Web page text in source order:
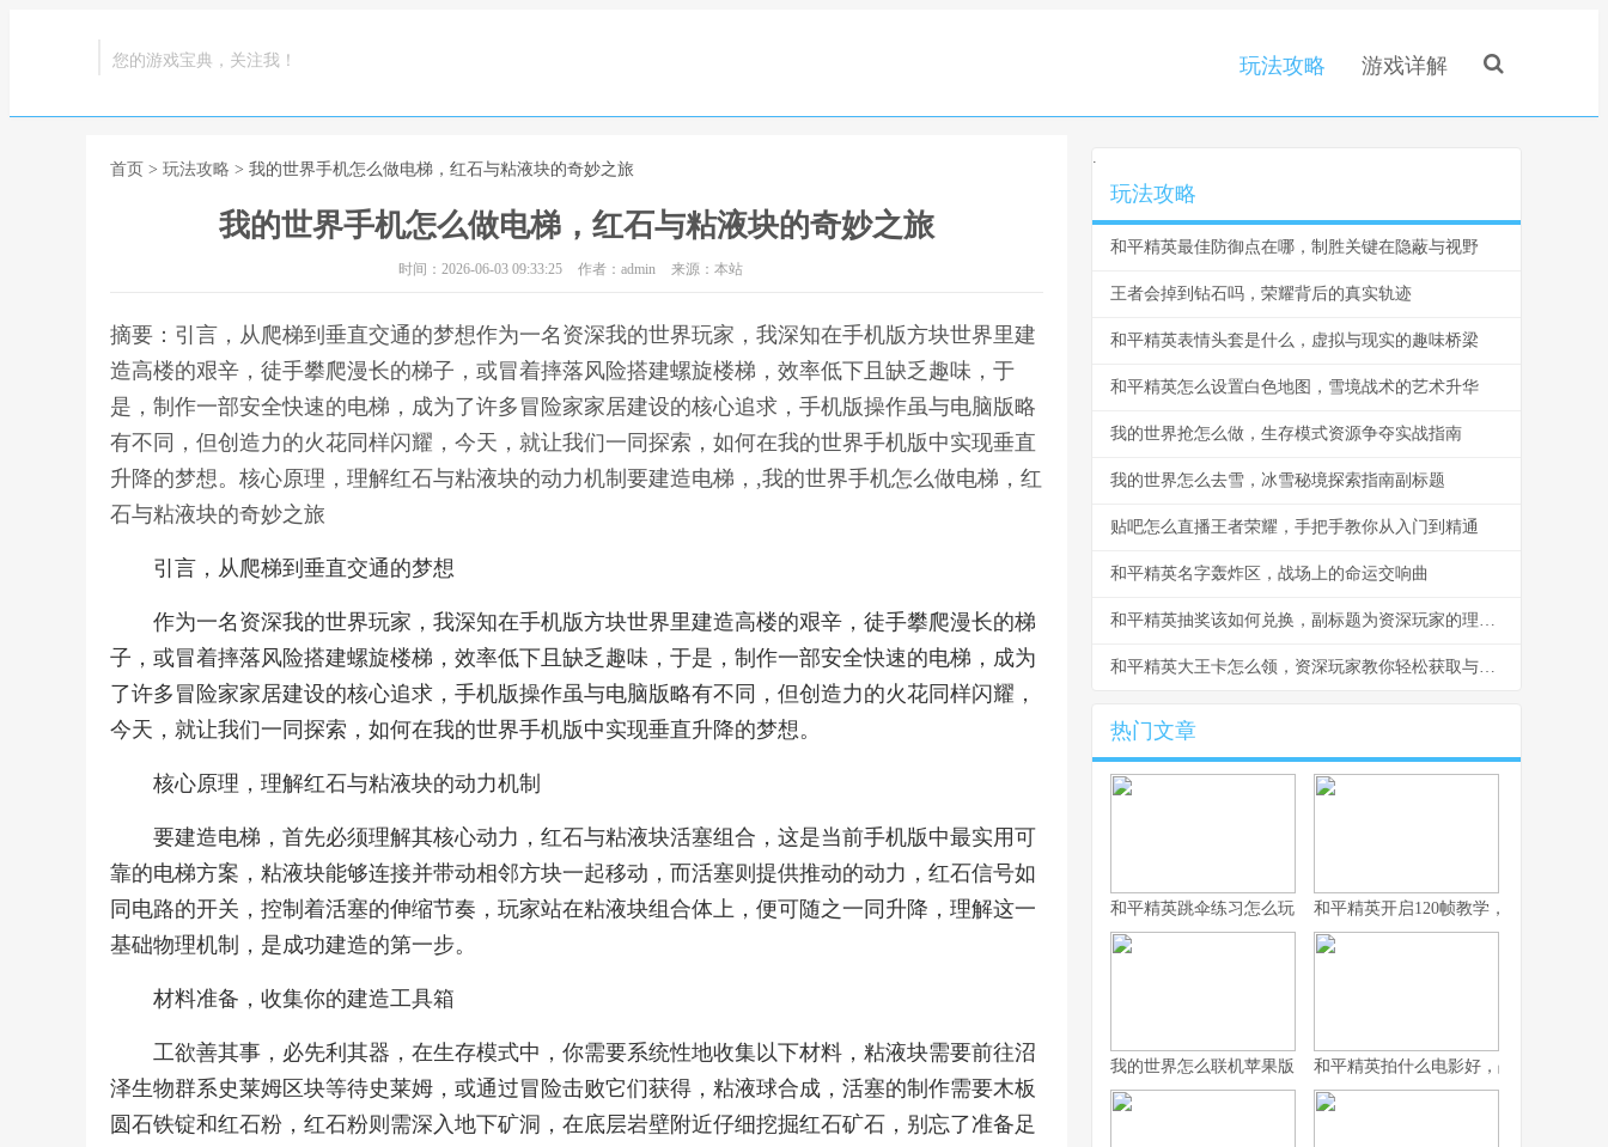
您的游戏宝典，关注我！ 玩法攻略 游戏详解
首页 > 玩法攻略 > 我的世界手机怎么做电梯，红石与粘液块的奇妙之旅
我的世界手机怎么做电梯，红石与粘液块的奇妙之旅
时间：2026-06-03 09:33:25 作者：admin 来源：本站
摘要：引言，从爬梯到垂直交通的梦想作为一名资深我的世界玩家，我深知在手机版方块世界里建
造高楼的艰辛，徒手攀爬漫长的梯子，或冒着摔落风险搭建螺旋楼梯，效率低下且缺乏趣味，于
是，制作一部安全快速的电梯，成为了许多冒险家家居建设的核心追求，手机版操作虽与电脑版略
有不同，但创造力的火花同样闪耀，今天，就让我们一同探索，如何在我的世界手机版中实现垂直
升降的梦想。核心原理，理解红石与粘液块的动力机制要建造电梯，,我的世界手机怎么做电梯，红
石与粘液块的奇妙之旅
引言，从爬梯到垂直交通的梦想
作为一名资深我的世界玩家，我深知在手机版方块世界里建造高楼的艰辛，徒手攀爬漫长的梯
子，或冒着摔落风险搭建螺旋楼梯，效率低下且缺乏趣味，于是，制作一部安全快速的电梯，成为
了许多冒险家家居建设的核心追求，手机版操作虽与电脑版略有不同，但创造力的火花同样闪耀，
今天，就让我们一同探索，如何在我的世界手机版中实现垂直升降的梦想。
核心原理，理解红石与粘液块的动力机制
要建造电梯，首先必须理解其核心动力，红石与粘液块活塞组合，这是当前手机版中最实用可
靠的电梯方案，粘液块能够连接并带动相邻方块一起移动，而活塞则提供推动的动力，红石信号如
同电路的开关，控制着活塞的伸缩节奏，玩家站在粘液块组合体上，便可随之一同升降，理解这一
基础物理机制，是成功建造的第一步。
材料准备，收集你的建造工具箱
工欲善其事，必先利其器，在生存模式中，你需要系统性地收集以下材料，粘液块需要前往沼
泽生物群系史莱姆区块等待史莱姆，或通过冒险击败它们获得，粘液球合成，活塞的制作需要木板
圆石铁锭和红石粉，红石粉则需深入地下矿洞，在底层岩壁附近仔细挖掘红石矿石，别忘了准备足
.
玩法攻略
和平精英最佳防御点在哪，制胜关键在隐蔽与视野
王者会掉到钻石吗，荣耀背后的真实轨迹
和平精英表情头套是什么，虚拟与现实的趣味桥梁
和平精英怎么设置白色地图，雪境战术的艺术升华
我的世界抢怎么做，生存模式资源争夺实战指南
我的世界怎么去雪，冰雪秘境探索指南副标题
贴吧怎么直播王者荣耀，手把手教你从入门到精通
和平精英名字轰炸区，战场上的命运交响曲
和平精英抽奖该如何兑换，副标题为资深玩家的理性抉择指南
和平精英大王卡怎么领，资深玩家教你轻松获取与高效使用
热门文章
和平精英跳伞练习怎么玩，副标题为从新手到高手的精准降落之道
和平精英开启120帧教学，畅享极致流
我的世界怎么联机苹果版，资深玩家的联机指南与心得
和平精英拍什么电影好，战术竞技银幕